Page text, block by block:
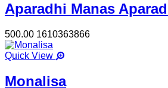
Aparadhi Manas
500.00 1610363866
Quick View
Monalisa